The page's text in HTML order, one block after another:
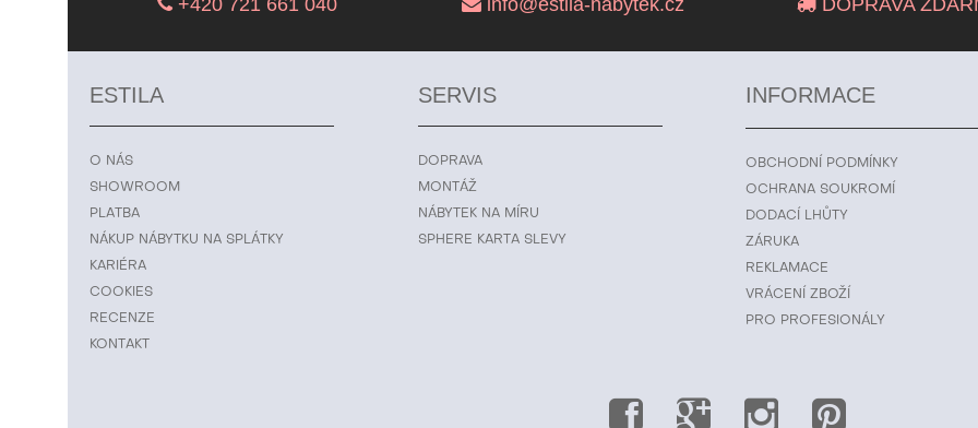
+420 721 661 040 info@estila-nabytek.cz DOPRAVA
ESTILA
O NÁS
SHOWROOM
PLATBA
NÁKUP NÁBYTKU NA SPLÁTKY
KARIÉRA
COOKIES
RECENZE
KONTAKT
SERVIS
DOPRAVA
MONTÁŽ
NÁBYTEK NA MÍRU
SPHERE KARTA SLEVY
INFORMACE
OBCHODNÍ PODMÍNKY
OCHRANA SOUKROMÍ
DODACÍ LHŮTY
ZÁRUKA
REKLAMACE
VRÁCENÍ ZBOŽÍ
PRO PROFESIONÁLY